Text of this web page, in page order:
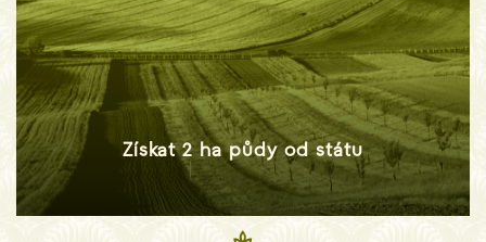
Získat 2 ha půdy od státu